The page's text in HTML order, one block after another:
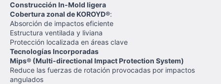
Construcción In-Mold ligera
Cobertura zonal de KOROYD®:
Absorción de impactos eficiente
Estructura ventilada y liviana
Protección localizada en áreas clave
Tecnologías Incorporadas
Mips® (Multi-directional Impact Protection System)
Reduce las fuerzas de rotación provocadas por impactos
angulados